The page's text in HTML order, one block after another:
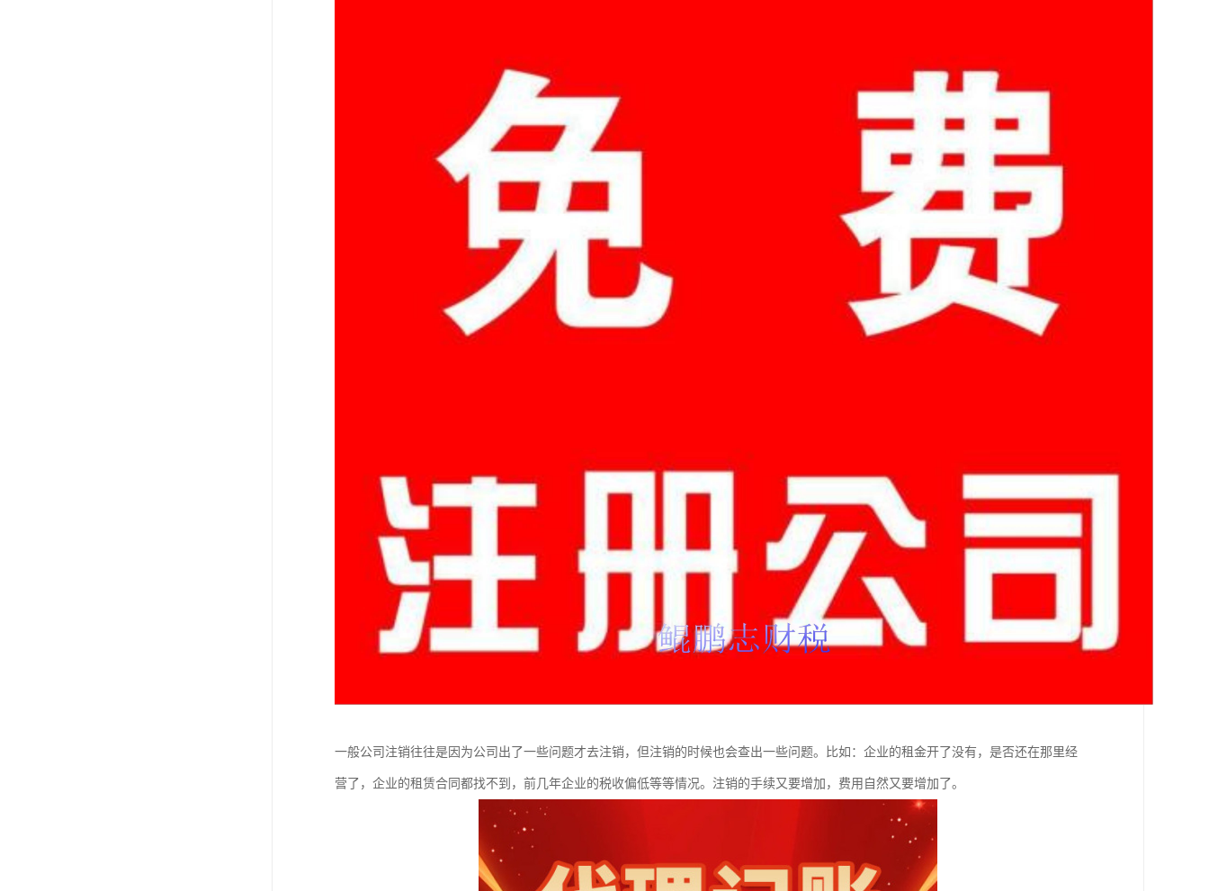
一般公司注销往往是因为公司出了一些问题才去注销，但注销的时候也会查出一些问题。比如：企业的租金开了没有，是否还在那里经
营了，企业的租赁合同都找不到，前几年企业的税收偏低等等情况。注销的手续又要增加，费用自然又要增加了。